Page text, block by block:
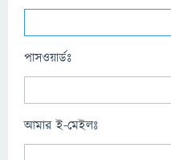
পাসওয়ার্ডঃ
আমার ই-মেইলঃ